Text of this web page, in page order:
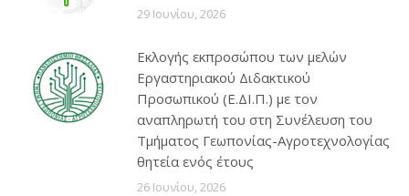
29 Ιουνίου, 2026
Εκλογής εκπροσώπου των μελών
Εργαστηριακού Διδακτικού
Προσωπικού (Ε.ΔΙ.Π.) με τον
αναπληρωτή του στη Συνέλευση του
Τμήματος Γεωπονίας-Αγροτεχνολογίας
θητεία ενός έτους
26 Ιουνίου, 2026